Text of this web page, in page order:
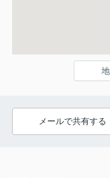
メールで共有する